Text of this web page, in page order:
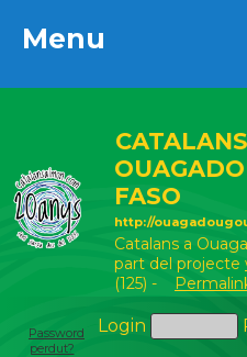
Menu
FASO
http://
Catalans a
part del projecte
(125) -
Login
Password
perdut?
Menu